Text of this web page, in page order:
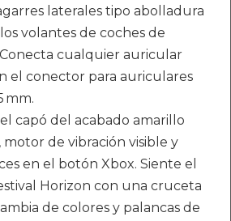
laterales tipo abolladura
volantes de coches de
cualquier auricular
el conector para auriculares
mm.
capó del acabado amarillo
de vibración visible y
en el botón Xbox. Siente el
Horizon con una cruceta
de colores y palancas de